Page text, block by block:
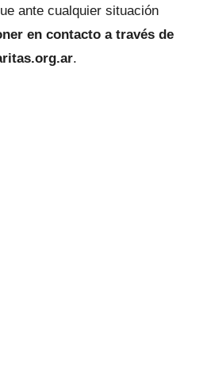
ante cualquier situación
en contacto a través de
.